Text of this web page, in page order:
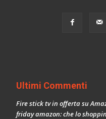
Ultimi Commenti
Fire stick tv in offerta su
friday amazon: che lo